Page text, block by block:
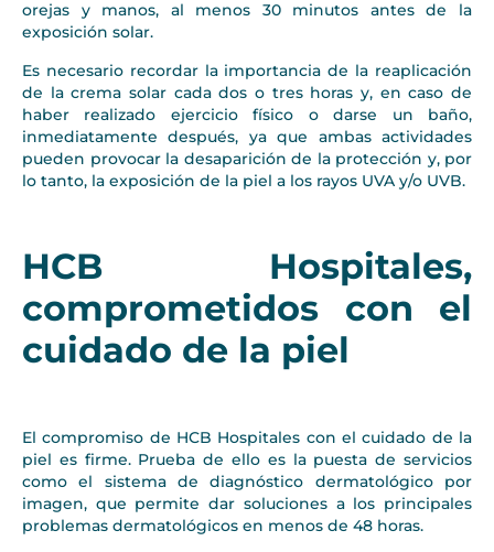
orejas y manos, al menos 30 minutos antes de la
exposición solar.
Es necesario recordar la importancia de la reaplicación
de la crema solar cada dos o tres horas y, en caso de
haber realizado ejercicio físico o darse un baño,
inmediatamente después, ya que ambas actividades
pueden provocar la desaparición de la protección y, por
lo tanto, la exposición de la piel a los rayos UVA y/o UVB.
HCB Hospitales,
comprometidos con el
cuidado de la piel
El compromiso de HCB Hospitales con el cuidado de la
piel es firme. Prueba de ello es la puesta de servicios
como el sistema de diagnóstico dermatológico por
imagen, que permite dar soluciones a los principales
problemas dermatológicos en menos de 48 horas.